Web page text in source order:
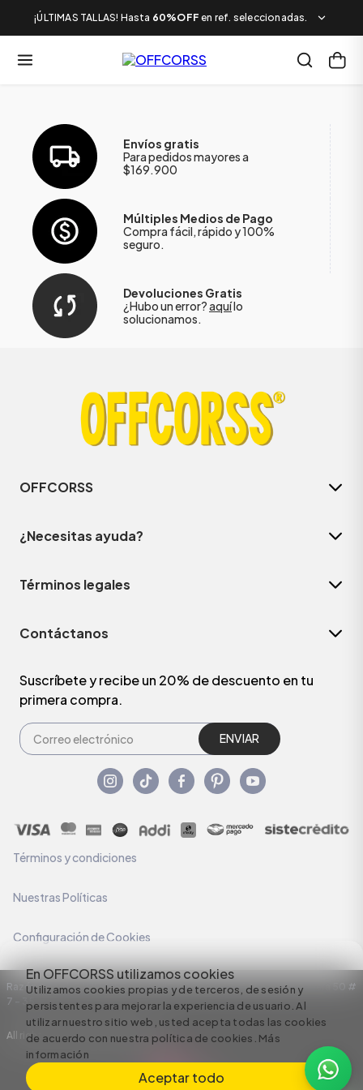
¡ÚLTIMAS TALLAS! Hasta 60%OFF en ref. seleccionadas.
En OFFCORSS utilizamos cookies
Utilizamos cookies propias y de terceros, de sesión y
persistentes para mejorar la experiencia de usuario. Al
utilizar nuestro sitio web, usted acepta todas las cookies
de acuerdo con nuestra política de cookies. Más
información
Aceptar todo
Envíos gratis
Para pedidos mayores a
$169.900
Múltiples Medios de Pago
Compra fácil, rápido y 100%
seguro.
Devoluciones Gratis
¿Hubo un error?aquílo
solucionamos.
OFFCORSS
¿Necesitas ayuda?
Términos legales
Contáctanos
Suscríbete y recibe un 20% de descuento en tu
primera compra.
ENVIAR
Términos y condiciones
Nuestras Políticas
Configuración de Cookies
Razón Social: C.I HERMECO S.A. NIT: 890924167-6 Dirección: Carrera 50 #
7 – 35
All rights reserved empowered by